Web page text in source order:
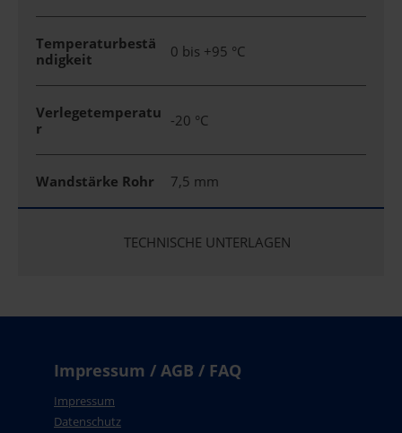
Temperaturbestä
ndigkeit
0 bis +95 °C
Verlegetemperatu
r
-20 °C
Wandstärke Rohr 7,5 mm
TECHNISCHE UNTERLAGEN
Impressum / AGB / FAQ
Impressum
Datenschutz